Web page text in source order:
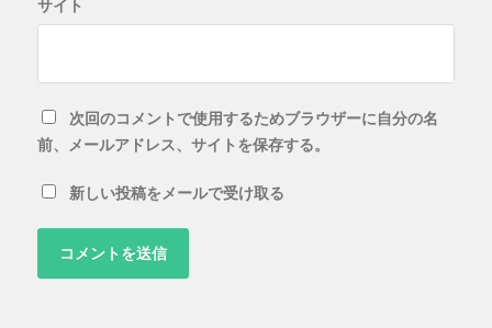
サイト
次回のコメントで使用するためブラウザーに自分の名
前、メールアドレス、サイトを保存する。
新しい投稿をメールで受け取る